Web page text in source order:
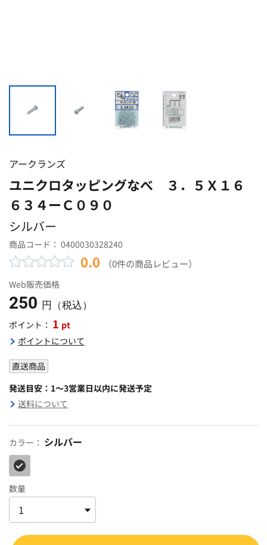
アークランズ
ユニクロタッピングなべ ３．５Ｘ１６
６３４ーＣ０９０
シルバー
商品コード： 0400030328240
0.0 （0件の商品レビュー）
Web販売価格
250 円（税込）
ポイント： 1 pt
ポイントについて
直送商品
発送目安：1～3営業日以内に発送予定
送料について
カラー： シルバー
数量